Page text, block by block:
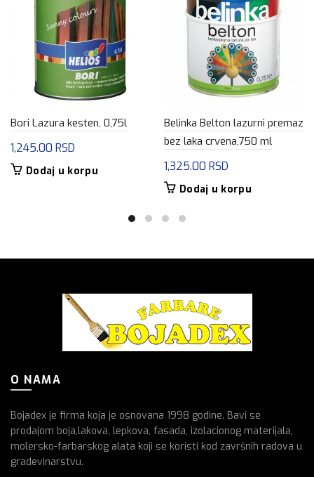
Bori Lazura kesten, 0,75l
1,245.00 RSD
Dodaj u korpu
Belinka Belton lazurni premaz
bez laka crvena,750 ml
1,325.00 RSD
Dodaj u korpu
O NAMA
Bojadex je firma koja je osnovana 1998 godine. Bavi se
prodajom boja,lakova, lepkova, fasada, izolacionog materijala,
molersko-farbarskog alata koji se koristi kod završnih radova u
gradevinarstvu.